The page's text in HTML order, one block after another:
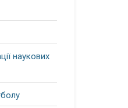
наукових